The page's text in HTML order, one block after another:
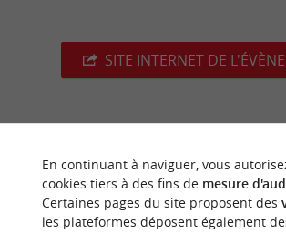
SITE INTERNET DE
dernière mise à jour :29/07/
Source : Sirtaqui-Crédit photo :
CC
En continuant à naviguer, vous
cookies tiers à des fins de mesure
Certaines pages du site proposent des
les plateformes déposent également